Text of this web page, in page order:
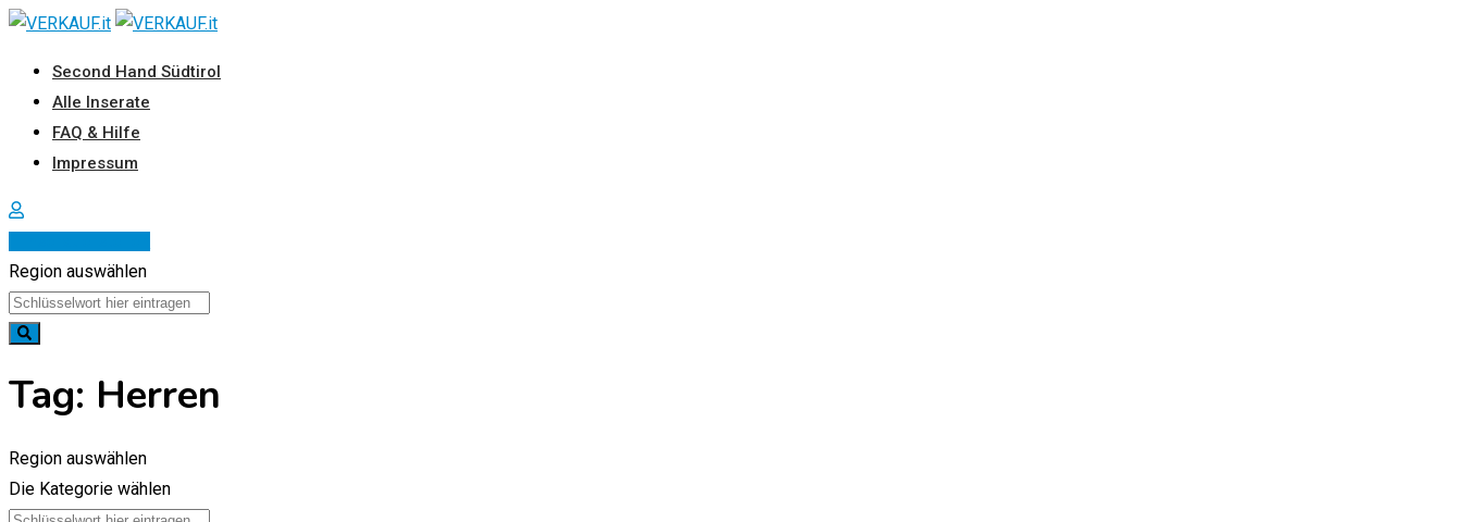
Zum
springen
Second Hand Südtirol
Alle Inserate
FAQ & Hilfe
Impressum
Region auswählen
Tag: Herren
Region auswählen
Die Kategorie wählen